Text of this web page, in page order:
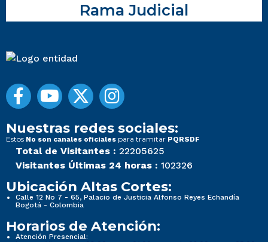
Rama Judicial
Nuestras redes sociales:
Estos No son canales oficiales para tramitar PQRSDF
Total de Visitantes : 22205625
Visitantes Últimas 24 horas : 102326
Ubicación Altas Cortes:
Calle 12 No 7 - 65, Palacio de Justicia Alfonso Reyes Echandía
Bogotá - Colombia
Horarios de Atención:
Atención Presencial: